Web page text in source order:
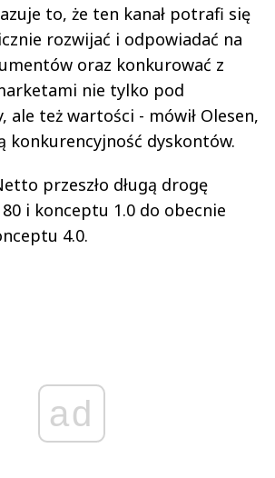
to, że ten kanał potrafi się
rozwijać i odpowiadać na
oraz konkurować z
nie tylko pod
ale też wartości - mówił Olesen,
konkurencyjność dyskontów.
przeszło długą drogę
i konceptu 1.0 do obecnie
4.0.
ad